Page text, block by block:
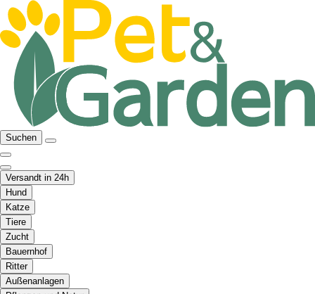
Suchen
Versandt in 24h
Hund
Katze
Tiere
Zucht
Bauernhof
Ritter
Außenanlagen